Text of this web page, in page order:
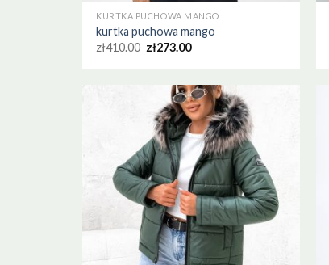
KURTKA PUCHOWA MANGO
kurtka puchowa mango
zł410.00 zł273.00